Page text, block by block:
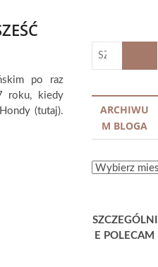
po raz
roku, kiedy
(tutaj).
ARCHIWU
M BLOGA
ARCHIWUM
SZCZEGÓLNI
E POLECAM